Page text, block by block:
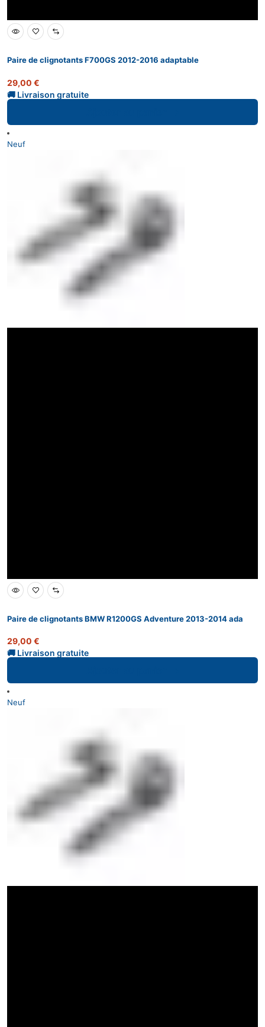
Paire de clignotants F700GS 2012-2016 adaptable
29,00 €
Neuf
Paire de clignotants BMW R1200GS Adventure 2013-2014 ada
29,00 €
Neuf